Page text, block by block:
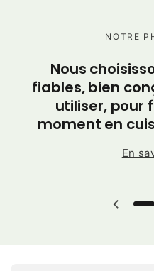
NOTRE
Nous
fiables, bien
utiliser, pour
moment en
En